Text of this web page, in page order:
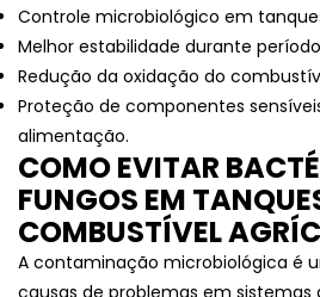
Controle microbiológico em
Melhor estabilidade durante
Redução da oxidação do
Proteção de componentes
alimentação.
COMO EVITAR
FUNGOS EM
COMBUSTÍVEL
A contaminação microbiológica é
causas de problemas em